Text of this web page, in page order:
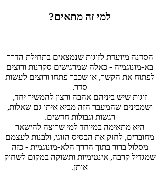
למי זה מתאים?
הסדנה מיועדת לזוגות שנמצאים בתחילת הדרך
בא-מונוגמיה - כאלה שמרגישים סקרנות ורוצים
לפתוח את הקשר, או שכבר פתחו ורוצים לעשות
סדר.
זוגות שיש ביניהם אהבה ורצון להמשיך יחד,
ושמבינים שהמעבר הזה מביא איתו גם שאלות,
רגשות וגבולות חדשים.
היא מתאימה במיוחד למי שרוצה להישאר
מחוברים, לחזק את הבסיס הזוגי, ולבנות לעצמם
מסלול ברור בתוך הדרך הלא-מונוגמית - כזה
שמגדיל קרבה, אינטימיות ותשוקה במקום לשחוק
אותן.